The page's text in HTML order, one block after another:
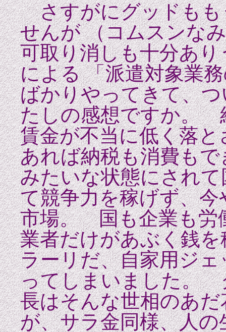
さすがにグッドもも
せんが （コムスンな
可取り消しも十分あ
による 「派遣対象業
ばかりやってきて、
たしの感想ですか。
賃金が不当に低く落
あれば納税も消費も
みたいな状態にされ
て競争力を稼げず、
市場。 国も企業も労
業者だけがあぶく銭
ラーリだ、自家用ジ
ってしまいました。
長はそんな世相のあ
が、サラ金同様、人